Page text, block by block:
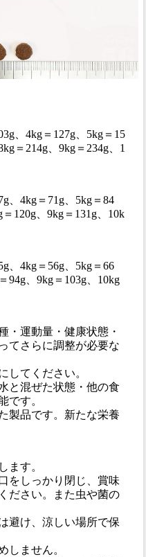
、4kg＝127g、5kg＝15
＝214g、9kg＝234g、1
、4kg＝71g、5kg＝84
120g、9kg＝131g、10k
、4kg＝56g、5kg＝66
94g、9kg＝103g、10kg
・運動量・健康状態・
てさらに調整が必要な
してください。
と混ぜた状態・他の食
です。
製品です。新たな栄養
ます。
をしっかり閉じ、賞味
ださい。また虫や菌の
避け、涼しい場所で保
しません。